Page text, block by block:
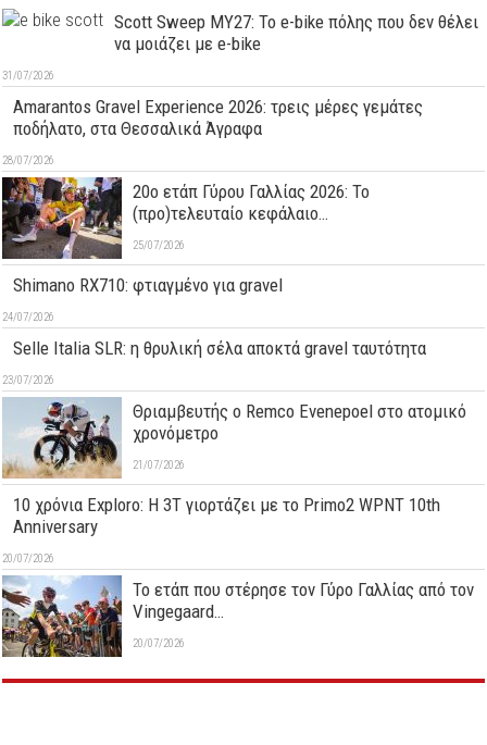
Scott Sweep MY27: Το e-bike πόλης που δεν θέλει
να μοιάζει με e-bike
31/07/2026
Amarantos Gravel Experience 2026: τρεις μέρες γεμάτες
ποδήλατο, στα Θεσσαλικά Άγραφα
28/07/2026
20ο ετάπ Γύρου Γαλλίας 2026: Το
(προ)τελευταίο κεφάλαιο…
25/07/2026
Shimano RX710: φτιαγμένο για gravel
24/07/2026
Selle Italia SLR: η θρυλική σέλα αποκτά gravel ταυτότητα
23/07/2026
Θριαμβευτής ο Remco Evenepoel στο ατομικό
χρονόμετρο
21/07/2026
10 χρόνια Exploro: Η 3T γιορτάζει με το Primo2 WPNT 10th
Anniversary
20/07/2026
Το ετάπ που στέρησε τον Γύρο Γαλλίας από τον
Vingegaard…
20/07/2026